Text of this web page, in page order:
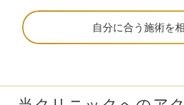
自分に合う施術を